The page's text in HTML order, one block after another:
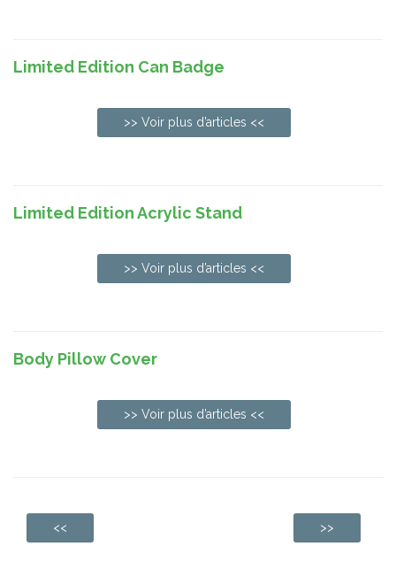
Limited Edition Can Badge
>> Voir plus d’articles <<
Limited Edition Acrylic Stand
>> Voir plus d’articles <<
Body Pillow Cover
>> Voir plus d’articles <<
<< >>